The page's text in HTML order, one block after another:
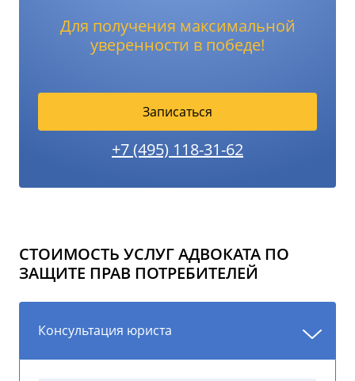
Для получения максимальной
уверенности в победе!
Записаться
+7 (495) 118-31-62
СТОИМОСТЬ УСЛУГ АДВОКАТА ПО
ЗАЩИТЕ ПРАВ ПОТРЕБИТЕЛЕЙ
Консультация юриста